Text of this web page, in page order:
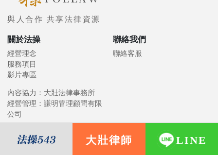
與人合作 共享法律資源
關於法操
經營理念
服務項目
影片專區
聯絡我們
聯絡客服
內容協力：大壯法律事務所
經營管理：謙明管理顧問有限
公司
大壯律師 LINE